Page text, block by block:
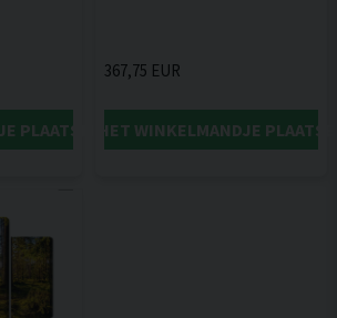
PLAATSEN
367,75 EUR
IN HET WINKELMANDJE